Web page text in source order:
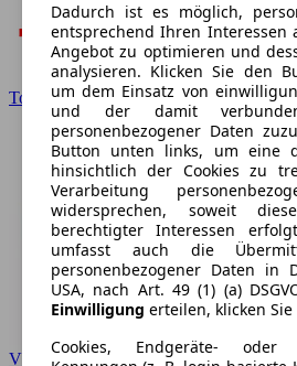
Toyota
VW
Dadurch ist es möglich,
entsprechend Ihren Interessen
Angebot zu optimieren und
analysieren. Klicken Sie den
um dem Einsatz von
und der damit
personenbezogener Daten
Button unten links, um eine
hinsichtlich der Cookies zu
Verarbeitung
widersprechen, soweit
berechtigter Interessen
umfasst auch die
personenbezogener Daten in
USA, nach Art. 49 (1) (a)
Einwilligung erteilen, klicken
Cookies, Endgeräte- oder